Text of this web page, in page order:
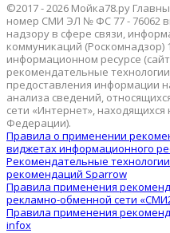
©2017 - 2026 Мойка78.ру
номер СМИ ЭЛ № ФС 77 - 76062
надзору в сфере связи,
коммуникаций (Роскомнадзор)
информационном ресурсе
рекомендательные
предоставления информации
анализа сведений,
сети «Интернет»,
Федерации).
Правила о применении
виджетах информационного
Рекомендательные
рекомендаций Sparrow
Правила применения
рекламно-обменной сети
Правила применения
infox